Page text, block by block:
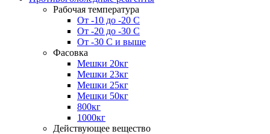
Рабочая температура
От -10 до -20 С
От -20 до -30 С
От -30 С и выше
Фасовка
Мешки 20кг
Мешки 23кг
Мешки 25кг
Мешки 50кг
800кг
1000кг
Действующее вещество